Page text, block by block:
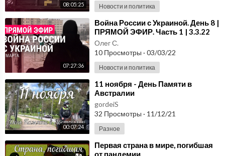
08:05:25 Новости и политика
07:27:36
⁣Война России с Украиной. День 8 |
ПРЯМОЙ ЭФИР. Часть 1 | 3.3.22
Олег С.
10 Просмотры · 03/03/22
Новости и политика
00:07:24
⁣11 ноября - День Памяти в
Австралии
gordeiS
32 Просмотры · 11/12/21
Разное
⁣Первая страна в мире, погибшая
от пандемии